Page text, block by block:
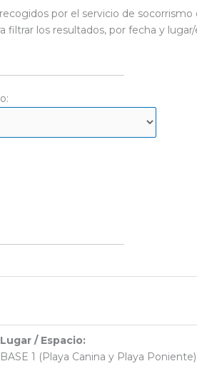
por el servicio de socorrismo
filtrar los resultados, por fecha y lugar/
Lugar / Espacio:
BASE 1 (Playa Canina y Playa Poniente)